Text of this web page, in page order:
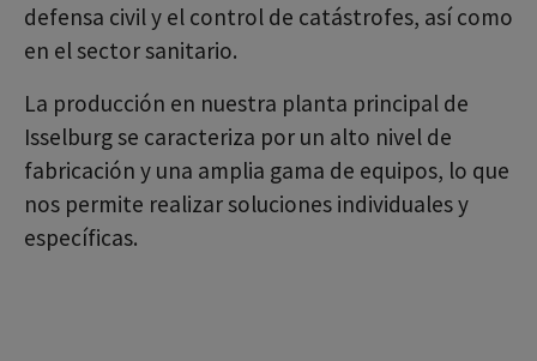
defensa civil y el control de catástrofes, así como
en el sector sanitario.
La producción en nuestra planta principal de
Isselburg se caracteriza por un alto nivel de
fabricación y una amplia gama de equipos, lo que
nos permite realizar soluciones individuales y
específicas.